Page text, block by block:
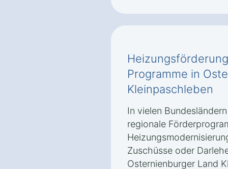
Programme in
Kleinpaschleben
In vielen
regionale
Zuschüsse oder
Osternienburger Land